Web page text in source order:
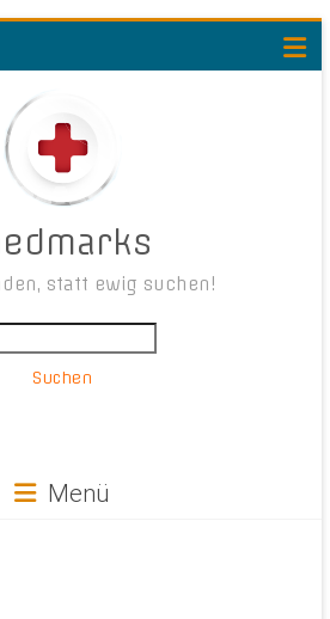
statt ewig suchen!
Suchen
Menü